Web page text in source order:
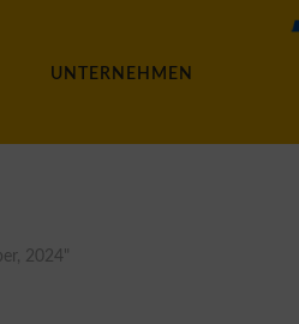
UNTERNEHMEN
2024"